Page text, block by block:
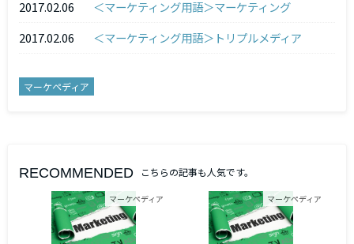
2017.02.06
＜マーケティング用語＞マーケティング
2017.02.06
＜マーケティング用語＞トリプルメディア
マーケペディア
RECOMMENDED こちらの記事も人気です。
マーケペディア マーケペディア